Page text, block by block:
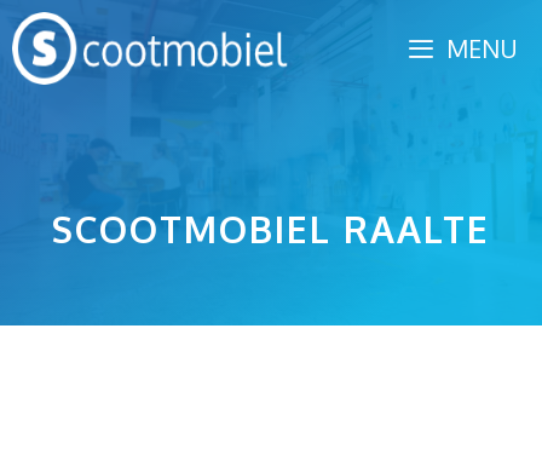
Spring
naar
inhoud
MENU
SCOOTMOBIEL RAALTE